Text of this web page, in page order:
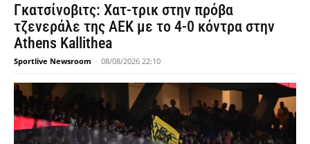
Γκατσίνοβιτς: Χατ-τρικ στην πρόβα
τζενεράλε της ΑΕΚ με το 4-0 κόντρα στην
Athens Kallithea
Sportlive Newsroom - 08/08/2026 22:10